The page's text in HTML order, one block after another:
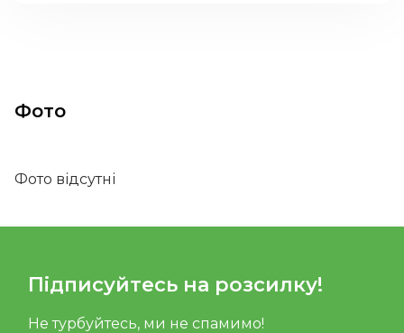
Фото
Фото відсутні
Підписуйтесь на розсилку!
Не турбуйтесь, ми не спамимо!